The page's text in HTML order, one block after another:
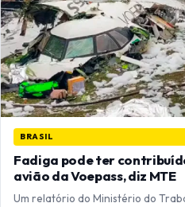
BRASIL
Fadiga pode ter
avião da Voepass, diz MTE
Um relatório do Ministério do